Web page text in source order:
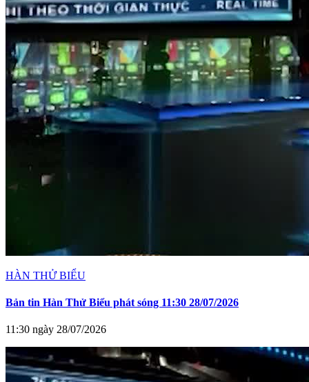
HÀN THỬ BIỂU
Bản tin Hàn Thử Biểu phát sóng 11:30 28/07/2026
11:30 ngày 28/07/2026